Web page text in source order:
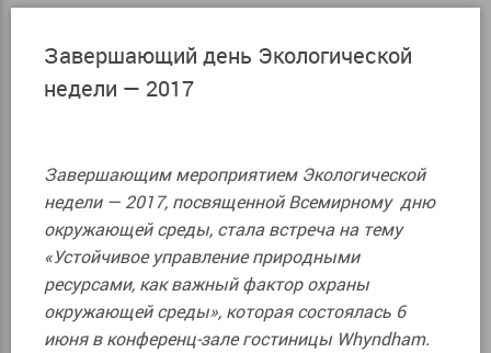
Завершающий день Экологической
недели — 2017
Завершающим мероприятием Экологической
недели — 2017, посвященной Всемирному дню
окружающей среды, стала встреча на тему
«Устойчивое управление природными
ресурсами, как важный фактор охраны
окружающей среды», которая состоялась 6
июня в конференц-зале гостиницы Whyndham.